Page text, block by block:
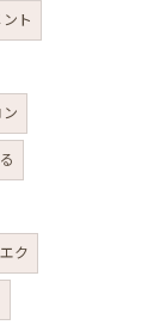
ト
ク